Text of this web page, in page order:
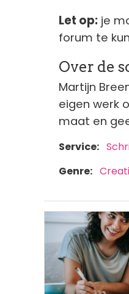
Let op: je
forum te
Over de
Martijn
eigen werk
maat en
Service
Genre
Afbeelding